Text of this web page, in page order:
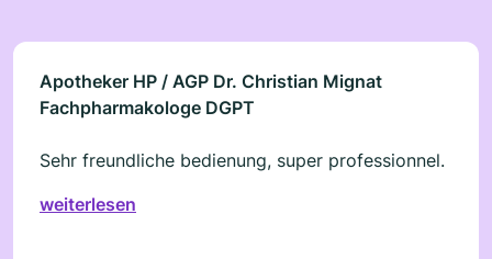
Apotheker HP / AGP Dr. Christian Mignat
Fachpharmakologe DGPT
Sehr freundliche bedienung, super professionnel.
weiterlesen